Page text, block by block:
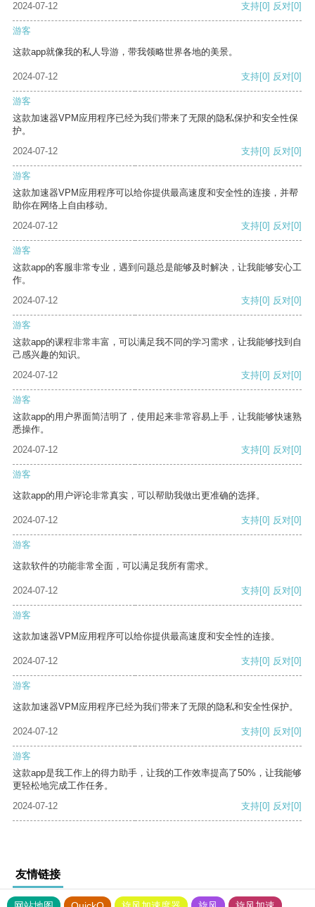
2024-07-12
支持[0] 反对[0]
游客
这款app就像我的私人导游，带我领略世界各地的美景。
2024-07-12 支持[0] 反对[0]
游客
这款加速器VPM应用程序已经为我们带来了无限的隐私保护和安全性保
护。
2024-07-12
支持[0] 反对[0]
游客
这款加速器VPM应用程序可以给你提供最高速度和安全性的连接，并帮
助你在网络上自由移动。
2024-07-12
支持[0] 反对[0]
游客
这款app的客服非常专业，遇到问题总是能够及时解决，让我能够安心工
作。
2024-07-12
支持[0] 反对[0]
游客
这款app的课程非常丰富，可以满足我不同的学习需求，让我能够找到自
己感兴趣的知识。
2024-07-12
支持[0] 反对[0]
游客
这款app的用户界面简洁明了，使用起来非常容易上手，让我能够快速熟
悉操作。
2024-07-12
支持[0] 反对[0]
游客
这款app的用户评论非常真实，可以帮助我做出更准确的选择。
2024-07-12 支持[0] 反对[0]
游客
这款软件的功能非常全面，可以满足我所有需求。
2024-07-12 支持[0] 反对[0]
游客
这款加速器VPM应用程序可以给你提供最高速度和安全性的连接。
2024-07-12 支持[0] 反对[0]
游客
这款加速器VPM应用程序已经为我们带来了无限的隐私和安全性保护。
2024-07-12 支持[0] 反对[0]
游客
这款app是我工作上的得力助手，让我的工作效率提高了50%，让我能够
更轻松地完成工作任务。
2024-07-12
支持[0] 反对[0]
友情链接